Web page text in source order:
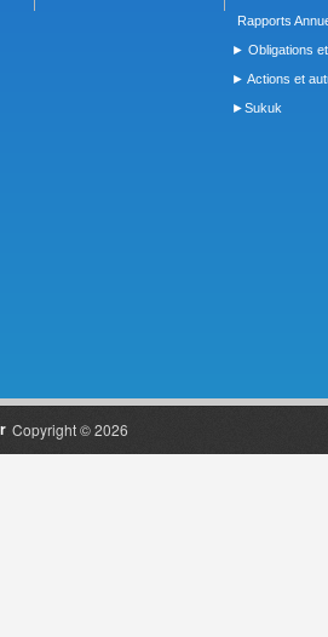
Rapports
► Obligations
► Actions et
►Sukuk
Copyright © 2026